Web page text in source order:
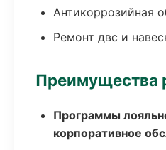
Антикоррозийная
Ремонт двс и
Преимущества
Программы
корпоративное